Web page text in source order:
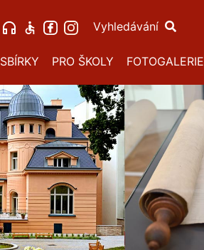
Vyhledávání
SBÍRKY PRO ŠKOLY FOTOGALERIE